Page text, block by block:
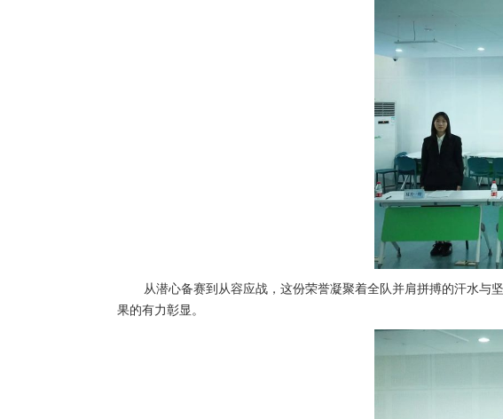
从潜心备赛到从容应战，这份荣誉凝聚着全队并肩拼搏的汗水
果的有力彰显。